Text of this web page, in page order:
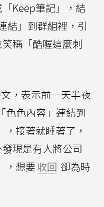
Keep筆記」，結
結」到群組裡，引
稱「酷喔這麼刺
，表示前一天半夜
色色內容」連結到
接著就睡著了，
現是有人將公司
，想要收回 卻為時